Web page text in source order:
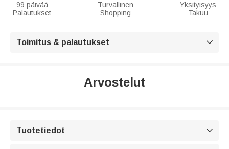
99 päivää
Palautukset
Turvallinen
Shopping
Yksityisyys
Takuu
Toimitus & palautukset 
Arvostelut
Tuotetiedot 